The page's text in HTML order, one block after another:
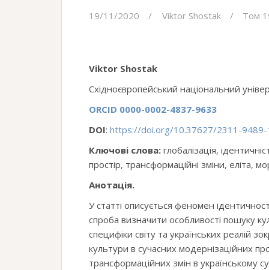
19/11/2020 Viktor Shostak Том
Viktor Shostak
Східноєвропейський національний
ORCID 0000-0002-4837-9633
DOI: https://doi.org/10.37627/2311-
Ключові слова: глобалізація,
простір, трансформаційні зміни, еліта,
Анотація.
У статті описується феномен
спроба визначити особливості пошуку
специфіки світу та українських реалій
культури в сучасних модернізаційних
трансформаційних змін в українському